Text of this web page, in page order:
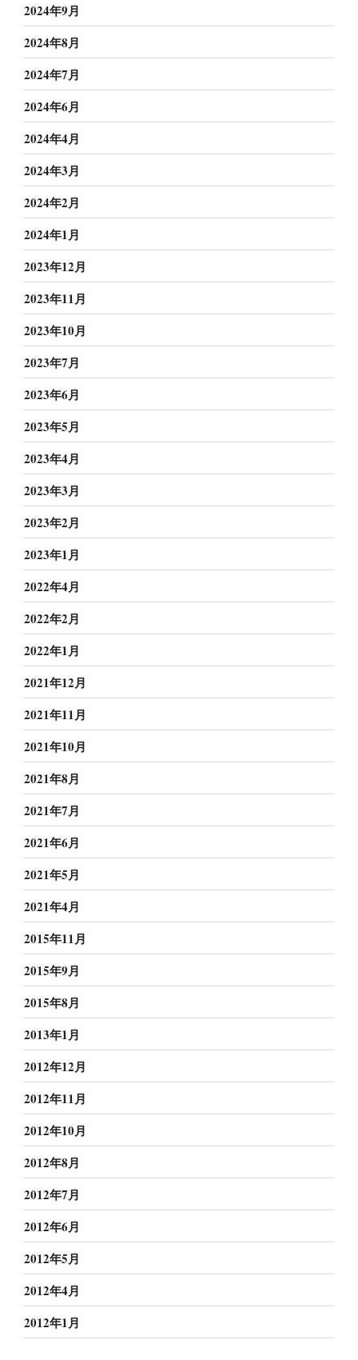
2024年9月
2024年8月
2024年7月
2024年6月
2024年4月
2024年3月
2024年2月
2024年1月
2023年12月
2023年11月
2023年10月
2023年7月
2023年6月
2023年5月
2023年4月
2023年3月
2023年2月
2023年1月
2022年4月
2022年2月
2022年1月
2021年12月
2021年11月
2021年10月
2021年8月
2021年7月
2021年6月
2021年5月
2021年4月
2015年11月
2015年9月
2015年8月
2013年1月
2012年12月
2012年11月
2012年10月
2012年8月
2012年7月
2012年6月
2012年5月
2012年4月
2012年1月